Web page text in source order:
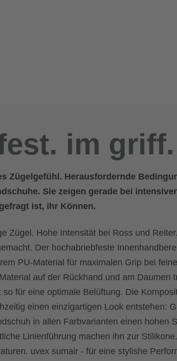
im griff.
Zügelgefühl. Herausfordernde
Sie zeigen gerade bei
ist, ihr Können.
Zügel. Hohe Intensität bei Ross und
Der hochabriebfeste
PU-Material für maximalen Grip bei
auf der Rückhand und am Daumen
für eine optimale Belüftung. Die
einen einzigartigen Look entstehen:
in allen Farbvarianten einen hohen
Linienführung machen ihn zur
uvex sumair - für eine stylishe